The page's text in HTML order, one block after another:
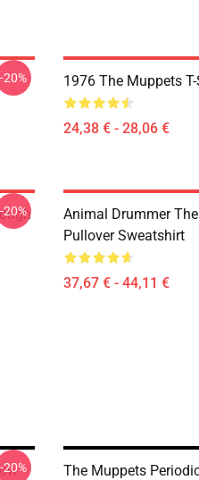
-20% 1976 The Muppets
24,38 € - 28,06 €
-20%
Animal Drummer
Pullover Sweatshirt
37,67 € - 44,11 €
-20%
The Muppets